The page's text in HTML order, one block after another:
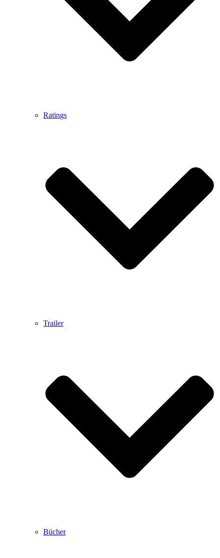
Ratings
Trailer
Bücher